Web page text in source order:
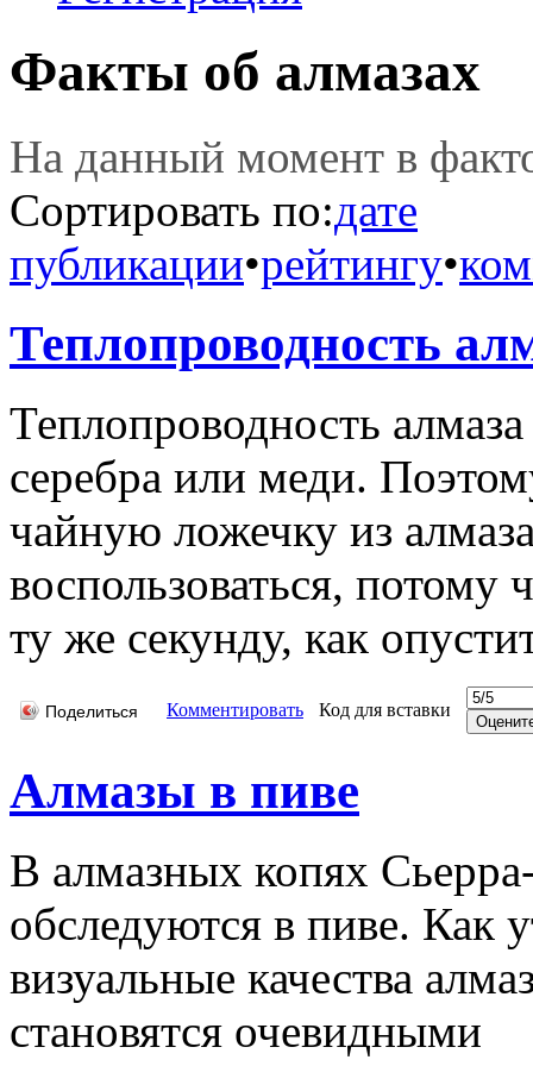
Факты об алмазах
На данный момент в
Сортировать по:дате
публикации•рейтингу•
Теплопроводность
Теплопроводность
серебра или меди.
чайную ложечку из
воспользоваться, потому
ту же секунду, как
Поделиться Комментировать Код для вставки
Алмазы в пиве
В алмазных копях
обследуются в пиве. Как
визуальные качества
становятся очевидными